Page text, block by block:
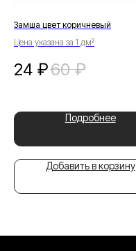
Замша цвет коричневый
Цена указана за 1 дм²
24 ₽60 ₽
Подробнее
Добавить в корзину